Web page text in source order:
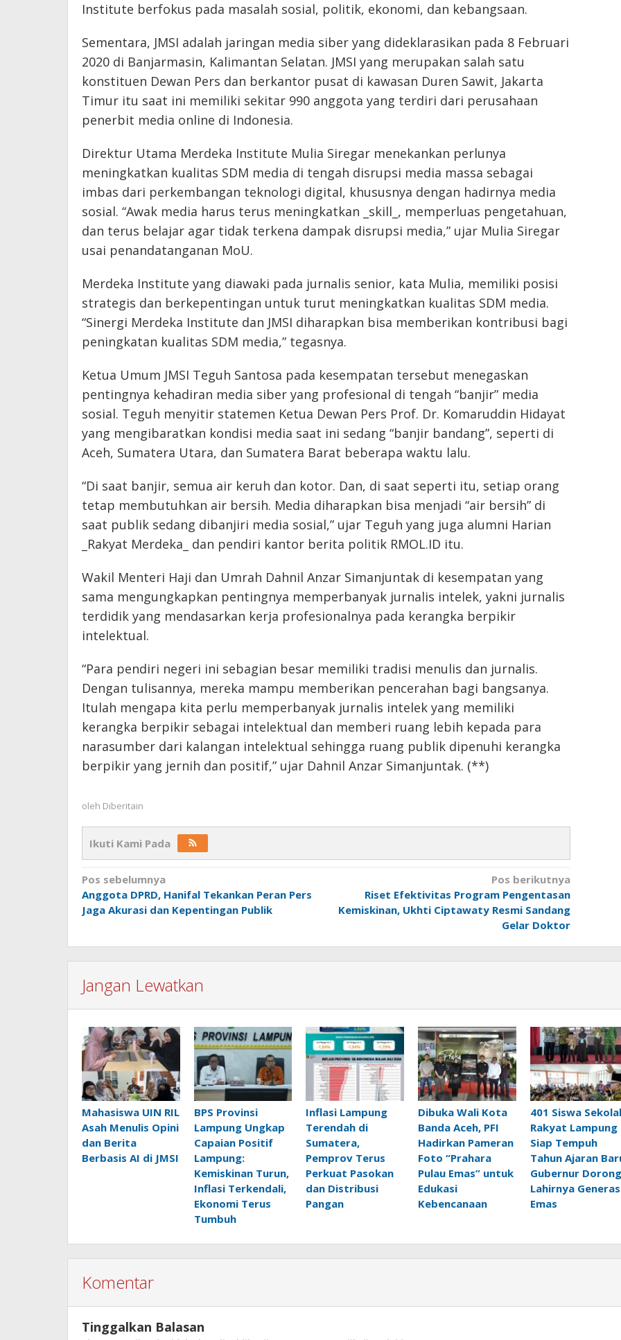
Institute berfokus pada masalah sosial, politik, ekonomi, dan kebangsaan.
Sementara, JMSI adalah jaringan media siber yang dideklarasikan pada 8 Februari
2020 di Banjarmasin, Kalimantan Selatan. JMSI yang merupakan salah satu
konstituen Dewan Pers dan berkantor pusat di kawasan Duren Sawit, Jakarta
Timur itu saat ini memiliki sekitar 990 anggota yang terdiri dari perusahaan
penerbit media online di Indonesia.
Direktur Utama Merdeka Institute Mulia Siregar menekankan perlunya
meningkatkan kualitas SDM media di tengah disrupsi media massa sebagai
imbas dari perkembangan teknologi digital, khususnya dengan hadirnya media
sosial. “Awak media harus terus meningkatkan _skill_, memperluas pengetahuan,
dan terus belajar agar tidak terkena dampak disrupsi media,” ujar Mulia Siregar
usai penandatanganan MoU.
Merdeka Institute yang diawaki pada jurnalis senior, kata Mulia, memiliki posisi
strategis dan berkepentingan untuk turut meningkatkan kualitas SDM media.
“Sinergi Merdeka Institute dan JMSI diharapkan bisa memberikan kontribusi bagi
peningkatan kualitas SDM media,” tegasnya.
Ketua Umum JMSI Teguh Santosa pada kesempatan tersebut menegaskan
pentingnya kehadiran media siber yang profesional di tengah “banjir” media
sosial. Teguh menyitir statemen Ketua Dewan Pers Prof. Dr. Komaruddin Hidayat
yang mengibaratkan kondisi media saat ini sedang “banjir bandang”, seperti di
Aceh, Sumatera Utara, dan Sumatera Barat beberapa waktu lalu.
“Di saat banjir, semua air keruh dan kotor. Dan, di saat seperti itu, setiap orang
tetap membutuhkan air bersih. Media diharapkan bisa menjadi “air bersih” di
saat publik sedang dibanjiri media sosial,” ujar Teguh yang juga alumni Harian
_Rakyat Merdeka_ dan pendiri kantor berita politik RMOL.ID itu.
Wakil Menteri Haji dan Umrah Dahnil Anzar Simanjuntak di kesempatan yang
sama mengungkapkan pentingnya memperbanyak jurnalis intelek, yakni jurnalis
terdidik yang mendasarkan kerja profesionalnya pada kerangka berpikir
intelektual.
“Para pendiri negeri ini sebagian besar memiliki tradisi menulis dan jurnalis.
Dengan tulisannya, mereka mampu memberikan pencerahan bagi bangsanya.
Itulah mengapa kita perlu memperbanyak jurnalis intelek yang memiliki
kerangka berpikir sebagai intelektual dan memberi ruang lebih kepada para
narasumber dari kalangan intelektual sehingga ruang publik dipenuhi kerangka
berpikir yang jernih dan positif,” ujar Dahnil Anzar Simanjuntak. (**)
oleh Diberitain
Ikuti Kami Pada
Navigasi
pos
Pos sebelumnya
Anggota DPRD, Hanifal Tekankan Peran Pers
Jaga Akurasi dan Kepentingan Publik
Pos berikutnya
Riset Efektivitas Program Pengentasan
Kemiskinan, Ukhti Ciptawaty Resmi Sandang
Gelar Doktor
Jangan Lewatkan
Mahasiswa UIN RIL
Asah Menulis Opini
dan Berita
Berbasis AI di JMSI
BPS Provinsi
Lampung Ungkap
Capaian Positif
Lampung:
Kemiskinan Turun,
Inflasi Terkendali,
Ekonomi Terus
Tumbuh
Inflasi Lampung
Terendah di
Sumatera,
Pemprov Terus
Perkuat Pasokan
dan Distribusi
Pangan
Dibuka Wali Kota
Banda Aceh, PFI
Hadirkan Pameran
Foto “Prahara
Pulau Emas” untuk
Edukasi
Kebencanaan
401 Siswa
Rakyat Lampung
Siap Tempuh
Tahun Ajaran
Gubernur Dorong
Lahirnya
Emas
Komentar
Tinggalkan Balasan